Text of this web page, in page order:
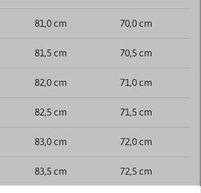
81,0 cm 70,0 cm
81,5 cm 70,5 cm
82,0 cm 71,0 cm
82,5 cm 71,5 cm
83,0 cm 72,0 cm
83,5 cm 72,5 cm